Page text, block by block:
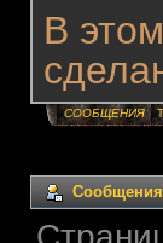
В
СООБЩЕНИЯ